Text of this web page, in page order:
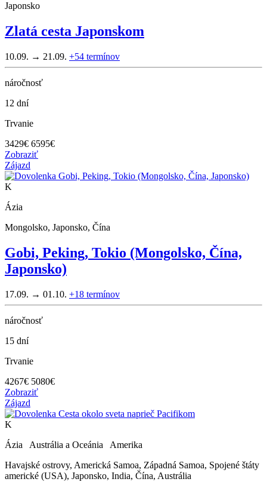
Japonsko
Zlatá cesta Japonskom
10.09. → 21.09. +54 termínov
náročnosť
12 dní
Trvanie
3429€ 6595€
Zobraziť
Zájazd
K
Ázia
Mongolsko, Japonsko, Čína
Gobi, Peking, Tokio (Mongolsko, Čína,
Japonsko)
17.09. → 01.10. +18 termínov
náročnosť
15 dní
Trvanie
4267€ 5080€
Zobraziť
Zájazd
K
Ázia Austrália a Oceánia Amerika
Havajské ostrovy, Americká Samoa, Západná Samoa, Spojené štáty
americké (USA), Japonsko, India, Čína, Austrália